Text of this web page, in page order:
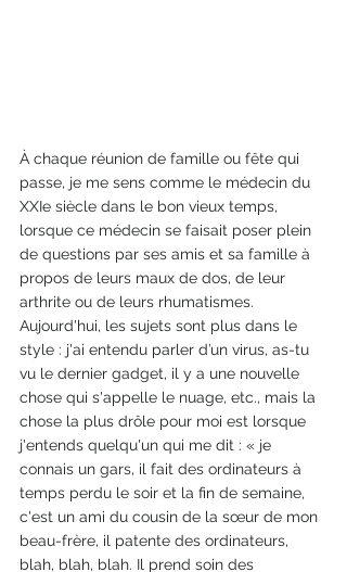
À chaque réunion de famille ou fête qui
passe, je me sens comme le médecin du
XXIe siècle dans le bon vieux temps,
lorsque ce médecin se faisait poser plein
de questions par ses amis et sa famille à
propos de leurs maux de dos, de leur
arthrite ou de leurs rhumatismes.
Aujourd'hui, les sujets sont plus dans le
style : j'ai entendu parler d’un virus, as-tu
vu le dernier gadget, il y a une nouvelle
chose qui s'appelle le nuage, etc., mais la
chose la plus drôle pour moi est lorsque
j'entends quelqu'un qui me dit : « je
connais un gars, il fait des ordinateurs à
temps perdu le soir et la fin de semaine,
c'est un ami du cousin de la sœur de mon
beau-frère, il patente des ordinateurs,
blah, blah, blah. Il prend soin des